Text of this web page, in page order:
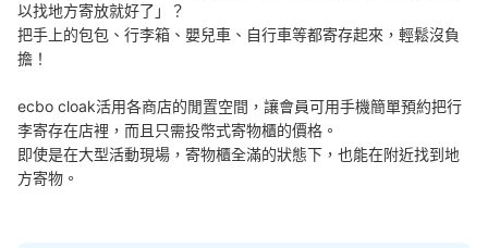
以找地方寄放就好了」？
把手上的包包、行李箱、嬰兒車、自行車等都寄存起來，輕鬆沒負
擔！
ecbo cloak活用各商店的閒置空間，讓會員可用手機簡單預約把行
李寄存在店裡，而且只需投幣式寄物櫃的價格。
即使是在大型活動現場，寄物櫃全滿的狀態下，也能在附近找到地
方寄物。